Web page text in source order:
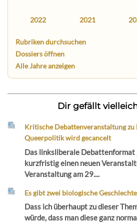
2022 2021
Rubriken durchsuchen
Dossiers öffnen
Alle Jahre anzeigen
Dir gefällt
Kritische Debattenveranstaltung zu
Queerpolitik wird gecancelt
Das linksliberale Debattenformat
kurzfristig einen neuen
Veranstaltung am 29....
Es gibt zwei biologische
Dass ich überhaupt zu dieser
würde, dass man diese ganz